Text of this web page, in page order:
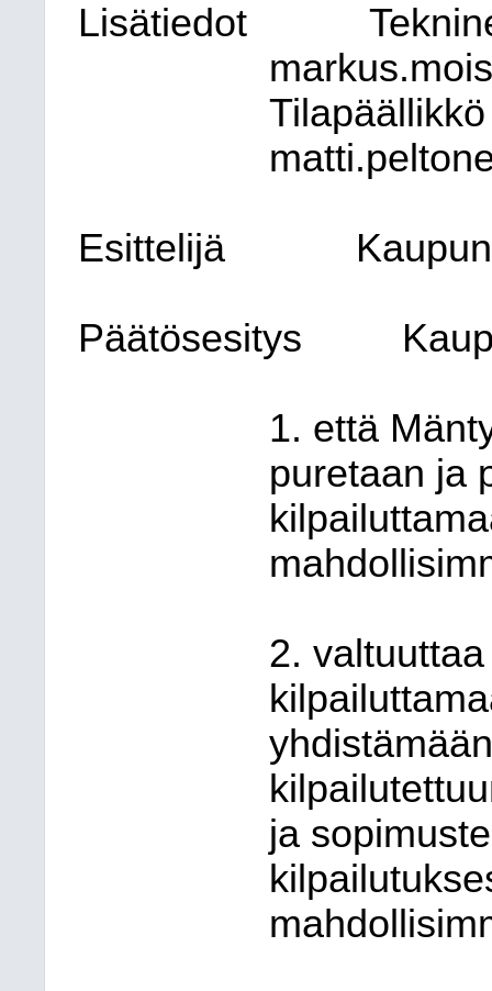
Lisätiedot
Esittelijä
Päätösesitys
1. että
puretaan ja
2.
ja